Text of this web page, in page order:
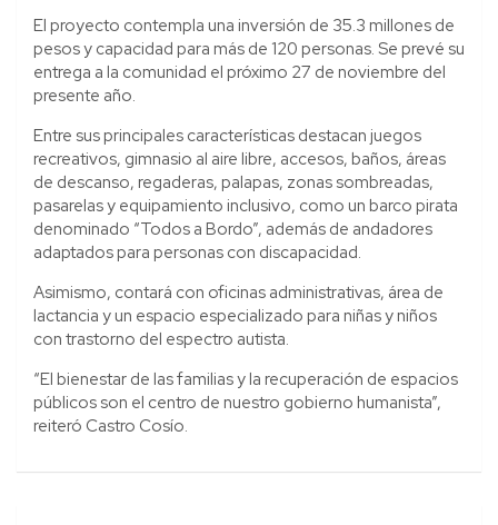
El proyecto contempla una inversión de 35.3 millones de
pesos y capacidad para más de 120 personas. Se prevé su
entrega a la comunidad el próximo 27 de noviembre del
presente año.
Entre sus principales características destacan juegos
recreativos, gimnasio al aire libre, accesos, baños, áreas
de descanso, regaderas, palapas, zonas sombreadas,
pasarelas y equipamiento inclusivo, como un barco pirata
denominado “Todos a Bordo”, además de andadores
adaptados para personas con discapacidad.
Asimismo, contará con oficinas administrativas, área de
lactancia y un espacio especializado para niñas y niños
con trastorno del espectro autista.
“El bienestar de las familias y la recuperación de espacios
públicos son el centro de nuestro gobierno humanista”,
reiteró Castro Cosío.